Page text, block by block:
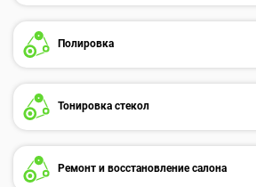
Полировка
Тонировка стекол
Ремонт и восстановление салона